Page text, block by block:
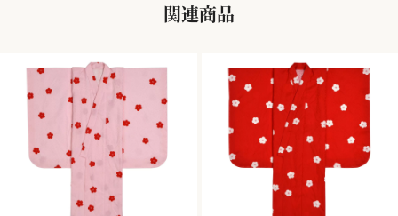
関連商品